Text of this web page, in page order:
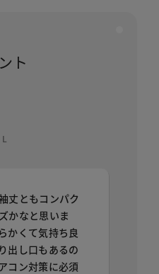
ト
丈ともコンパク
かなと思いま
かくて気持ち良
出し口もあるの
コン対策に必須